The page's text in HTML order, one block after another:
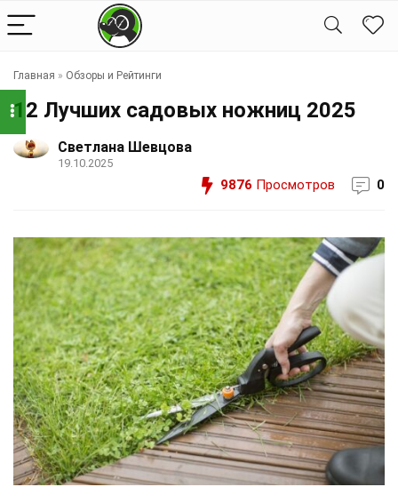
Главная » Обзоры и Рейтинги
12 Лучших садовых ножниц 2025
Светлана Шевцова
19.10.2025
9876 Просмотров 0